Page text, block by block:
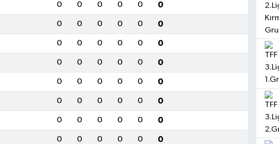
0 0 0 0 0 0
0 0 0 0 0 0
0 0 0 0 0 0
0 0 0 0 0 0
0 0 0 0 0 0
0 0 0 0 0 0
0 0 0 0 0 0
0 0 0 0 0 0